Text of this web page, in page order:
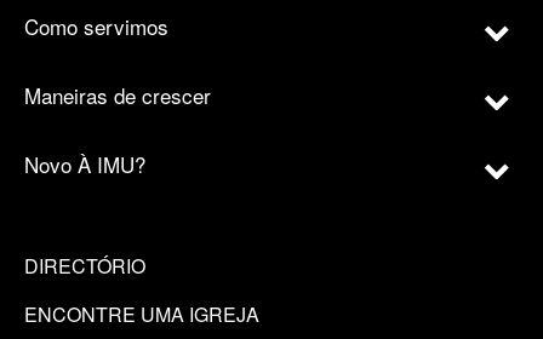
Como servimos
Maneiras de crescer
Novo À IMU?
DIRECTÓRIO
ENCONTRE UMA IGREJA